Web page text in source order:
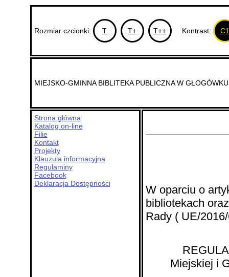
Rozmiar czcionki: T T+ T++ Kontrast: C1
MIEJSKO-GMINNA BIBLITEKA PUBLICZNA W GŁOGÓWKU
Strona główna
Katalog on-line
Filie
Kontakt
Projekty
Klauzula informacyjna
Regulaminy
Facebook
Deklaracja Dostępności
W oparciu o
bibliotekach
Rady ( UE/
Miejskiej i